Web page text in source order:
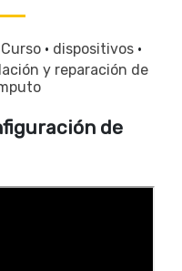
Curso · dispositivos ·
y reparación de
de